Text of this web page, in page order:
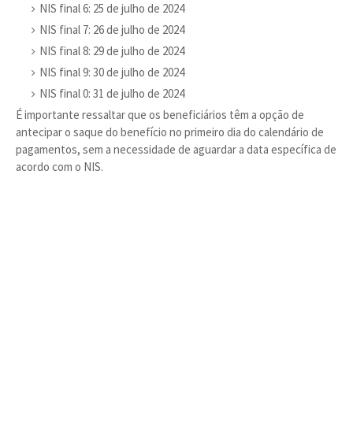
NIS final 6: 25 de julho de 2024
NIS final 7: 26 de julho de 2024
NIS final 8: 29 de julho de 2024
NIS final 9: 30 de julho de 2024
NIS final 0: 31 de julho de 2024
É importante ressaltar que os beneficiários têm a opção de
antecipar o saque do benefício no primeiro dia do calendário de
pagamentos, sem a necessidade de aguardar a data específica de
acordo com o NIS.